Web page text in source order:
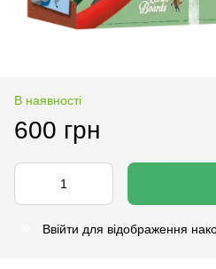
В наявності
600 грн
Ввійти для відображення